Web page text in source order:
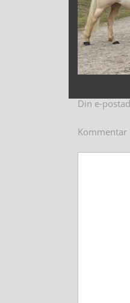
Din e-
Kommentar